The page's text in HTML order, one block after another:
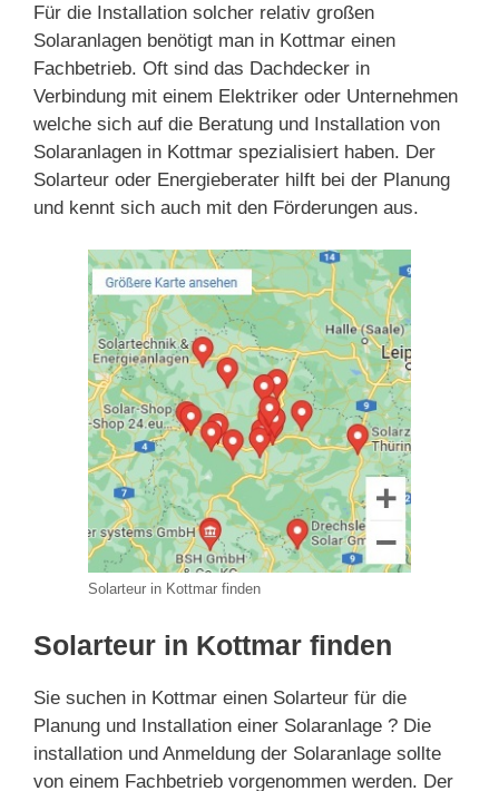
Für die Installation solcher relativ großen
Solaranlagen benötigt man in Kottmar einen
Fachbetrieb. Oft sind das Dachdecker in
Verbindung mit einem Elektriker oder Unternehmen
welche sich auf die Beratung und Installation von
Solaranlagen in Kottmar spezialisiert haben. Der
Solarteur oder Energieberater hilft bei der Planung
und kennt sich auch mit den Förderungen aus.
Solarteur in Kottmar finden
Solarteur in Kottmar finden
Sie suchen in Kottmar einen Solarteur für die
Planung und Installation einer Solaranlage ? Die
installation und Anmeldung der Solaranlage sollte
von einem Fachbetrieb vorgenommen werden. Der